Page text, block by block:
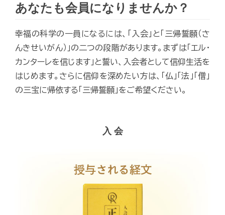
あなたも会員になりませんか？
幸福の科学の一員になるには、「入会」と「三帰誓願（さ
んきせいがん）」の二つの段階があります。まずは「エル・
カンターレを信じます」と誓い、入会者として信仰生活を
はじめます。さらに信仰を深めたい方は、「仏」「法」「僧」
の三宝に帰依する「三帰誓願」をご希望ください。
入 会